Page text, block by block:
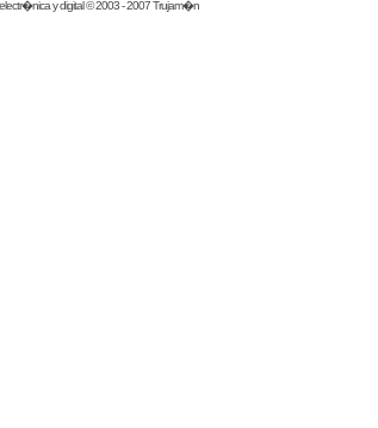
y digital © 2003 - 2007 Trujam�n